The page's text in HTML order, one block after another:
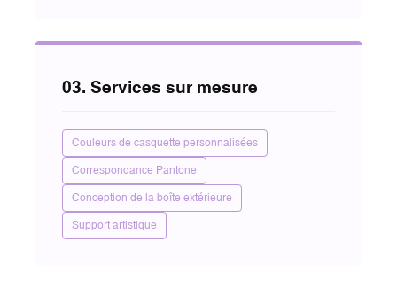
03. Services sur mesure
Couleurs de casquette personnalisées
Correspondance Pantone
Conception de la boîte extérieure
Support artistique